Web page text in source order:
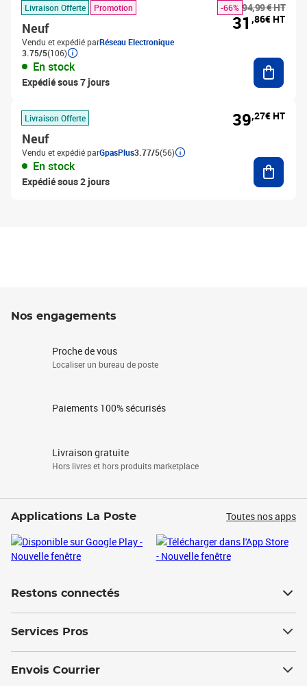
Livraison Offerte Promotion
Neuf
Vendu et expédié parRéseau Electronique
3.75/5(106)
En stock
Expédié sous 7 jours
94,99 € HT
-66%
31 ,86€ HT
Livraison Offerte
Neuf
Vendu et expédié parGpasPlus3.77/5(56)
En stock
Expédié sous 2 jours
39,27€ HT
Nos engagements
Proche de vous
Localiser un bureau de poste
Paiements 100% sécurisés
Livraison gratuite
Hors livres et hors produits marketplace
Applications La Poste Toutes nos apps
Restons connectés
Services Pros
Envois Courrier